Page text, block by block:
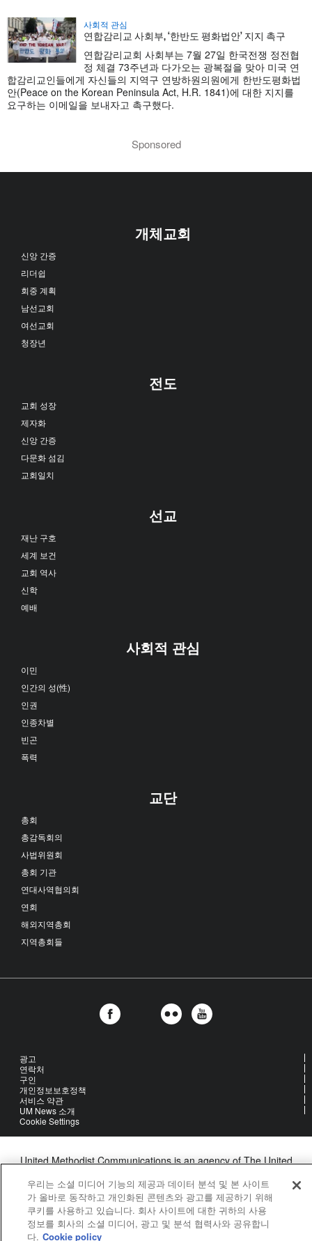
사회적 관심
연합감리교 사회부, ‘한반도 평화법안’ 지지 촉구
연합감리교회 사회부는 7월 27일 한국전쟁 정전협
정 체결 73주년과 다가오는 광복절을 맞아 미국 연
합감리교인들에게 자신들의 지역구 연방하원의원에게 한반도평화법
안(Peace on the Korean Peninsula Act, H.R. 1841)에 대한 지지를
요구하는 이메일을 보내자고 촉구했다.
Sponsored
개체교회
신앙 간증
리더쉽
회중 계획
남선교회
여선교회
청장년
전도
교회 성장
제자화
신앙 간증
다문화 섬김
교회일치
선교
재난 구호
세계 보건
교회 역사
신학
예배
사회적 관심
이민
인간의 성(性)
인권
인종차별
빈곤
폭력
교단
총회
총감독회의
사법위원회
총회 기관
연대사역협의회
연회
해외지역총회
지역총회들
광고
연락처
구인
개인정보보호정책
서비스 약관
UM News 소개
Cookie Settings
United Methodist Communications is an agency of The United
©2026United Methodist Communications. All Rights Reserved
우리는 소셜 미디어 기능의 제공과 데이터 분석 및 본 사이트
가 올바로 동작하고 개인화된 콘텐츠와 광고를 제공하기 위해
쿠키를 사용하고 있습니다. 회사 사이트에 대한 귀하의 사용
정보를 회사의 소셜 미디어, 광고 및 분석 협력사와 공유합니
다. Cookie policy